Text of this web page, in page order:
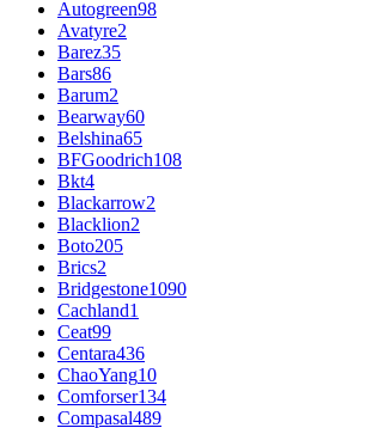
Autogreen98
Avatyre2
Barez35
Bars86
Barum2
Bearway60
Belshina65
BFGoodrich108
Bkt4
Blackarrow2
Blacklion2
Boto205
Brics2
Bridgestone1090
Cachland1
Ceat99
Centara436
ChaoYang10
Comforser134
Compasal489